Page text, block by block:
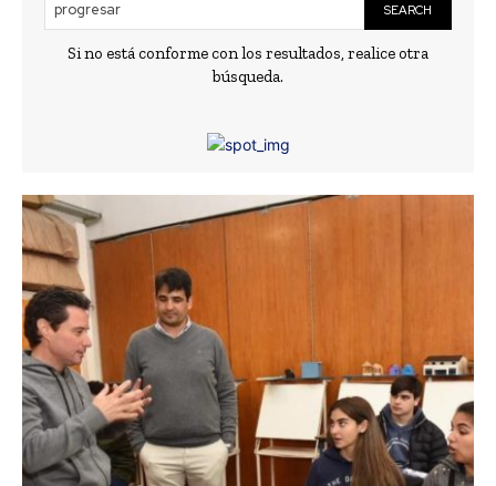
SEARCH
Si no está conforme con los resultados, realice otra
búsqueda.